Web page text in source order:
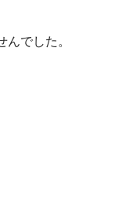
でした。